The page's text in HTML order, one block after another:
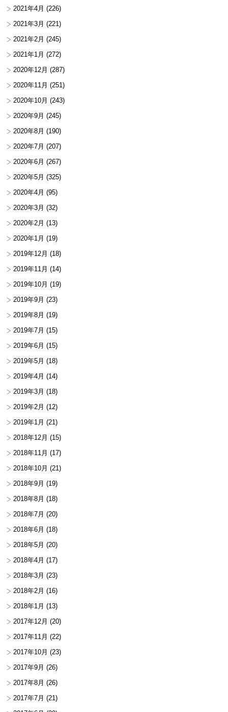
2021年4月 (226)
2021年3月 (221)
2021年2月 (245)
2021年1月 (272)
2020年12月 (287)
2020年11月 (251)
2020年10月 (243)
2020年9月 (245)
2020年8月 (190)
2020年7月 (207)
2020年6月 (267)
2020年5月 (325)
2020年4月 (95)
2020年3月 (32)
2020年2月 (13)
2020年1月 (19)
2019年12月 (18)
2019年11月 (14)
2019年10月 (19)
2019年9月 (23)
2019年8月 (19)
2019年7月 (15)
2019年6月 (15)
2019年5月 (18)
2019年4月 (14)
2019年3月 (18)
2019年2月 (12)
2019年1月 (21)
2018年12月 (15)
2018年11月 (17)
2018年10月 (21)
2018年9月 (19)
2018年8月 (18)
2018年7月 (20)
2018年6月 (18)
2018年5月 (20)
2018年4月 (17)
2018年3月 (23)
2018年2月 (16)
2018年1月 (13)
2017年12月 (20)
2017年11月 (22)
2017年10月 (23)
2017年9月 (26)
2017年8月 (26)
2017年7月 (21)